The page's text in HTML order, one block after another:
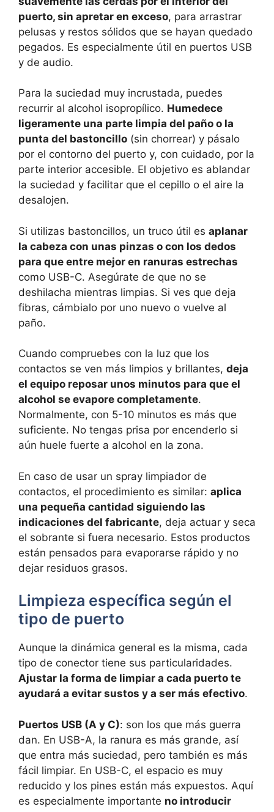
puerto, sin apretar en exceso, para arrastrar
pelusas y restos sólidos que se hayan quedado
pegados. Es especialmente útil en puertos USB
y de audio.
Para la suciedad muy incrustada, puedes
recurrir al alcohol isopropílico. Humedece
ligeramente una parte limpia del paño o la
punta del bastoncillo (sin chorrear) y pásalo
por el contorno del puerto y, con cuidado, por la
parte interior accesible. El objetivo es ablandar
la suciedad y facilitar que el cepillo o el aire la
desalojen.
Si utilizas bastoncillos, un truco útil es aplanar
la cabeza con unas pinzas o con los dedos
para que entre mejor en ranuras estrechas
como USB-C. Asegúrate de que no se
deshilacha mientras limpias. Si ves que deja
fibras, cámbialo por uno nuevo o vuelve al
paño.
Cuando compruebes con la luz que los
contactos se ven más limpios y brillantes, deja
el equipo reposar unos minutos para que el
alcohol se evapore completamente.
Normalmente, con 5-10 minutos es más que
suficiente. No tengas prisa por encenderlo si
aún huele fuerte a alcohol en la zona.
En caso de usar un spray limpiador de
contactos, el procedimiento es similar: aplica
una pequeña cantidad siguiendo las
indicaciones del fabricante, deja actuar y seca
el sobrante si fuera necesario. Estos productos
están pensados para evaporarse rápido y no
dejar residuos grasos.
Limpieza específica según el
tipo de puerto
Aunque la dinámica general es la misma, cada
tipo de conector tiene sus particularidades.
Ajustar la forma de limpiar a cada puerto te
ayudará a evitar sustos y a ser más efectivo.
Puertos USB (A y C): son los que más guerra
dan. En USB-A, la ranura es más grande, así
que entra más suciedad, pero también es más
fácil limpiar. En USB-C, el espacio es muy
reducido y los pines están más expuestos. Aquí
es especialmente importante no introducir